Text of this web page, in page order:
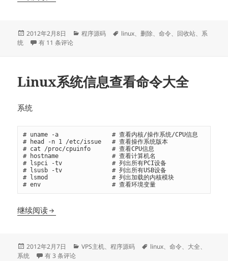
发
布
2012年2月8日
分
程序源码
标
linux、删除、命令、 回收站、 系
统
Linux 终端命令 rm 删除的文件进入回收站实现方法
有 11 条评论
Linux系统信息查看命令大全
系统
# uname -a               # 查看内核/操作系统/CPU信息
# head -n 1 /etc/issue   # 查看操作系统版本
# cat /proc/cpuinfo      # 查看CPU信息
# hostname               # 查看计算机名
# lspci -tv              # 列出所有PCI设备
# lsusb -tv              # 列出所有USB设备
# lsmod                  # 列出加载的内核模块
# env                    # 查看环境变量
继续阅读Linux系统信息查看命令大全
发
布
2012年2月7日
分
VPS主机、程序源码
标
linux、命令、 大全、
系统
Linux系统信息查看命令大全
有 3 条评论